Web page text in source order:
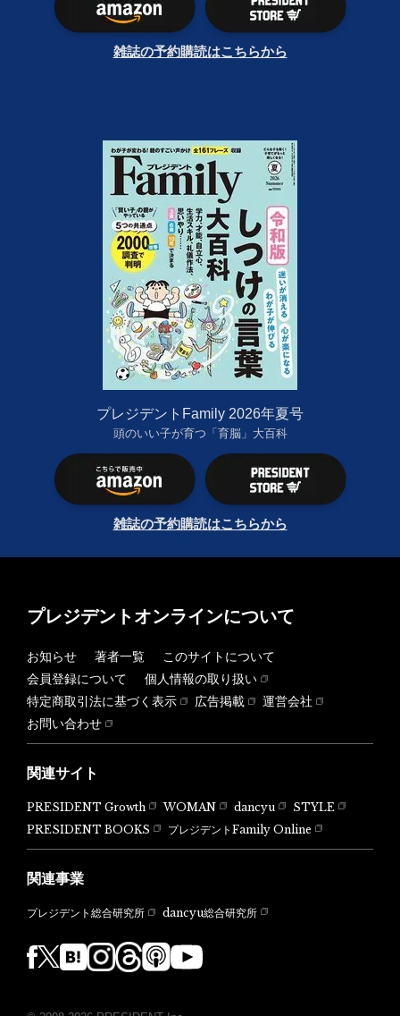
雑誌の予約購読はこちらから
プレジデントFamily 2026年夏号
頭のいい子が育つ「育脳」大百科
雑誌の予約購読はこちらから
プレジデントオンラインについて
お知らせ 著者一覧
このサイトについて
会員登録について
個人情報の取り扱い
特定商取引法に基づく表示
広告掲載
運営会社
お問い合わせ
関連サイト
PRESIDENT Growth WOMAN dancyu
STYLE
PRESIDENT BOOKS
プレジデントFamily Online
関連事業
プレジデント総合研究所 dancyu総合研究所